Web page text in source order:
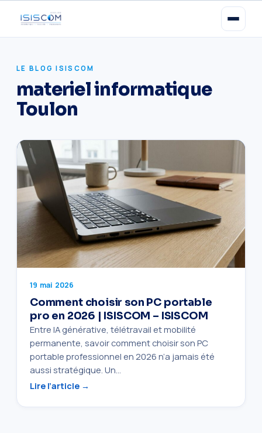
LE BLOG ISISCOM
materiel informatique
Toulon
19 mai 2026
Comment choisir son PC portable
pro en 2026 | ISISCOM – ISISCOM
Entre IA générative, télétravail et mobilité
permanente, savoir comment choisir son PC
portable professionnel en 2026 n’a jamais été
aussi stratégique. Un…
Lire l’article →